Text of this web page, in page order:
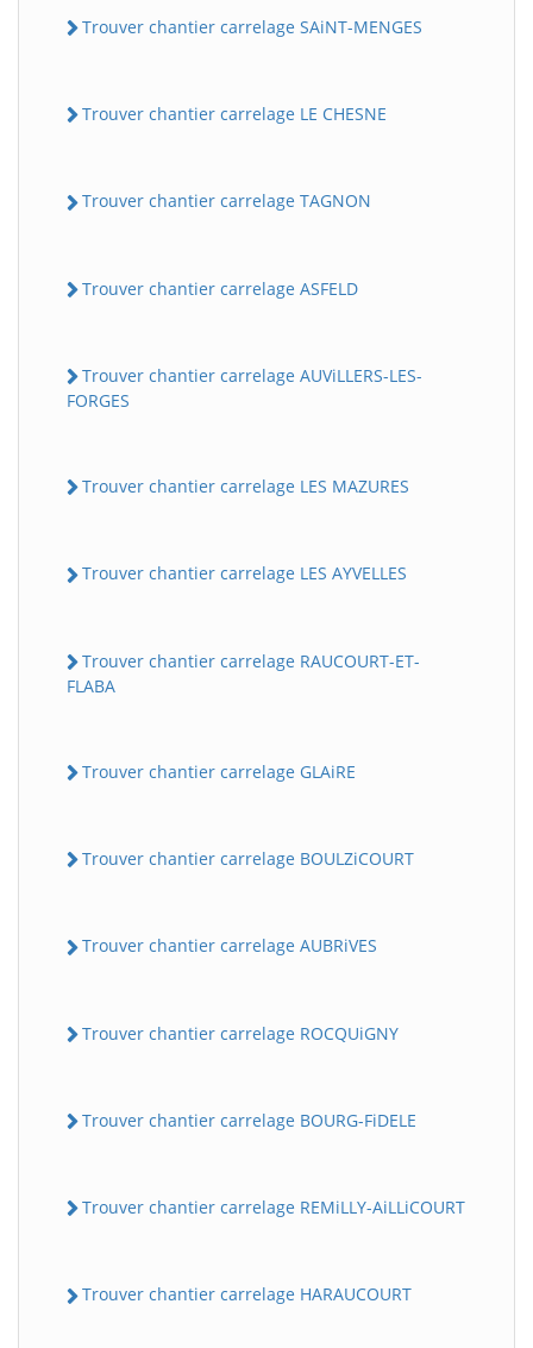
Trouver chantier carrelage SAiNT-MENGES
Trouver chantier carrelage LE CHESNE
Trouver chantier carrelage TAGNON
Trouver chantier carrelage ASFELD
Trouver chantier carrelage AUViLLERS-LES-
FORGES
Trouver chantier carrelage LES MAZURES
Trouver chantier carrelage LES AYVELLES
Trouver chantier carrelage RAUCOURT-ET-
FLABA
Trouver chantier carrelage GLAiRE
Trouver chantier carrelage BOULZiCOURT
Trouver chantier carrelage AUBRiVES
Trouver chantier carrelage ROCQUiGNY
Trouver chantier carrelage BOURG-FiDELE
Trouver chantier carrelage REMiLLY-AiLLiCOURT
Trouver chantier carrelage HARAUCOURT